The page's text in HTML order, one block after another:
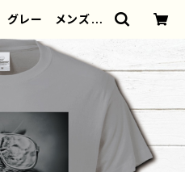
グレー メンズ
個性的 おすす
ター デザイン
デザイン グッ
ストレーター/グッ
販｜雑貨屋アリう